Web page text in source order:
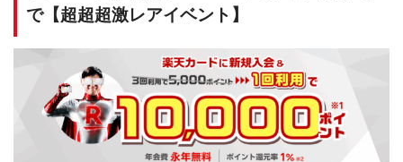
で【超超超激レアイベント】